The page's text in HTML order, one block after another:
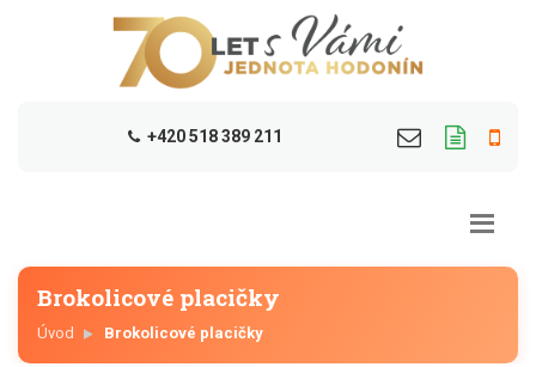
+420 518 389 211
Brokolicové placičky
Úvod Brokolicové placičky